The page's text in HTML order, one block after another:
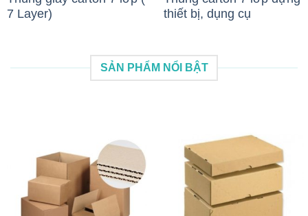
7 Layer)
thiết bị, dụng cụ
SẢN PHẨM NỔI BẬT